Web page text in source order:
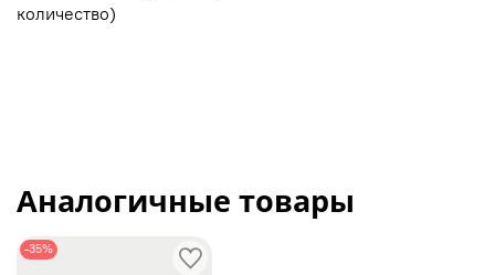
количество)
Аналогичные товары
-35%